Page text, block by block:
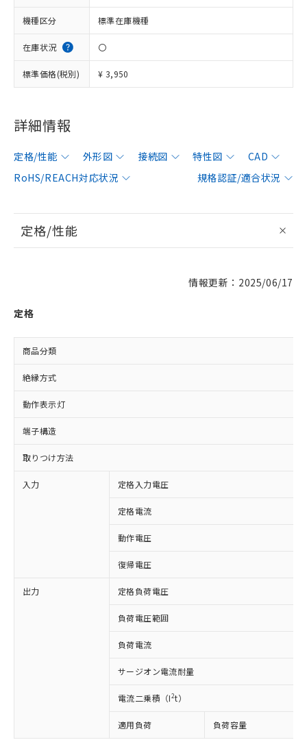
機種区分 標準在庫機種
在庫状況 〇
標準価格(税別) ¥ 3,950
詳細情報
定格/性能 外形図 接続図 特性図
CAD
RoHS/REACH対応状況
規格認証/適合状況
定格/性能
情報更新：2025/06/17
定格
商品分類
絶縁方式
動作表示灯
端子構造
取りつけ方法
入力 定格入力電圧
定格電流
動作電圧
復帰電圧
出力 定格負荷電圧
負荷電圧範囲
負荷電流
サージオン電流耐量
電流二乗積（I2t）
適用負荷 負荷容量
ご利用条件
非含有に対応した製品が提供可能な商品で
対応予定：EU RoHS指令（10物質）の非含